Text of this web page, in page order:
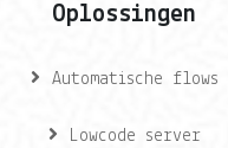
Oplossingen
Automatische flows
Lowcode server